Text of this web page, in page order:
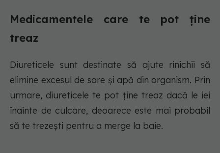
Medicamentele care te pot ține
treaz
Diureticele sunt destinate să ajute rinichii să
elimine excesul de sare și apă din organism. Prin
urmare, diureticele te pot ține treaz dacă le iei
înainte de culcare, deoarece este mai probabil
să te trezești pentru a merge la baie.